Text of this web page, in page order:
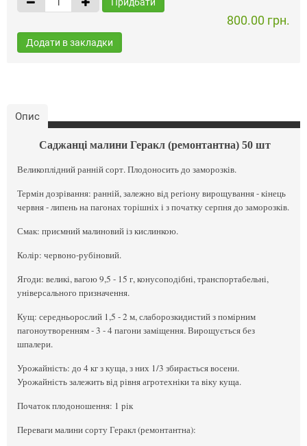
800.00 грн.
Додати в закладки
Опис
Саджанці малини Геракл (ремонтантна) 50 шт
Великоплідний ранній сорт. Плодоносить до заморозків.
Термін дозрівання: ранній, залежно від регіону вирощування - кінець
червня - липень на пагонах торішніх і з початку серпня до заморозків.
Смак: приємний малиновий із кислинкою.
Колір: червоно-рубіновий.
Ягоди: великі, вагою 9,5 - 15 г, конусоподібні, транспортабельні,
універсального призначення.
Кущ: середньорослий 1,5 - 2 м, слаборозкидистий з помірним
пагоноутворенням - 3 - 4 пагони заміщення. Вирощується без
шпалери.
Урожайність: до 4 кг з куща, з них 1/3 збирається восени.
Урожайність залежить від рівня агротехніки та віку куща.
Початок плодоношення: 1 рік
Переваги малини сорту Геракл (ремонтантна):